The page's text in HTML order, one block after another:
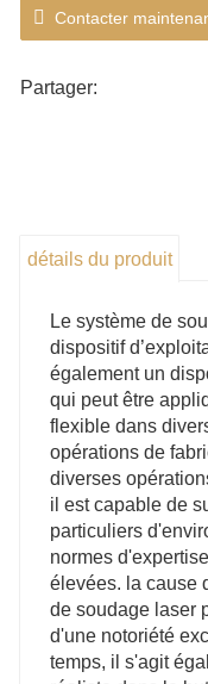
travail ;
2. La tête de
facile à utiliser et
par points.
fibre optique,
extérieur. La pièce
quel angle, le
commuté
dans le temps est
4. La machine de
positionnement
la position de la
d'épreuvage
soudage est plus
5. Faible coût de
soudage laser,
Contacter
Partager:
détails du produit
Le système de
dispositif
également un
qui peut être
flexible dans
opérations de
diverses
il est capable de
particuliers
normes
élevées. la cause
de soudage laser
d'une notoriété
temps, il s'agit